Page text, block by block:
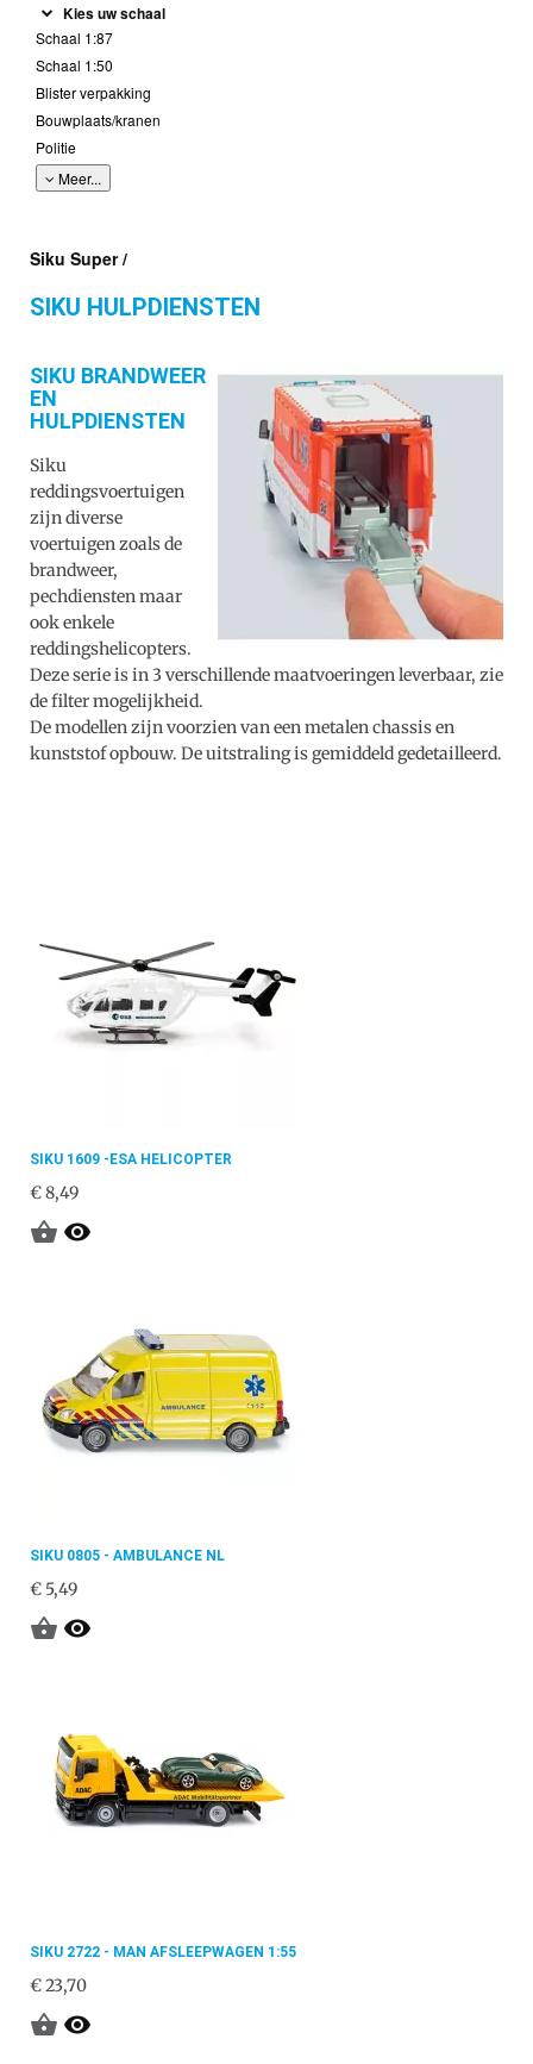
Kies uw schaal
Schaal 1:87
Schaal 1:50
Blister verpakking
Bouwplaats/kranen
Politie
Meer...
Siku Super /
SIKU HULPDIENSTEN
SIKU BRANDWEER
EN
HULPDIENSTEN
Siku
reddingsvoertuigen
zijn diverse
voertuigen zoals de
brandweer,
pechdiensten maar
ook enkele
reddingshelicopters.
Deze serie is in 3 verschillende maatvoeringen leverbaar, zie
de filter mogelijkheid.
De modellen zijn voorzien van een metalen chassis en
kunststof opbouw. De uitstraling is gemiddeld gedetailleerd.
SIKU 1609 -ESA HELICOPTER
€ 8,49
 
SIKU 0805 - AMBULANCE NL
€ 5,49
 
SIKU 2722 - MAN AFSLEEPWAGEN 1:55
€ 23,70
 